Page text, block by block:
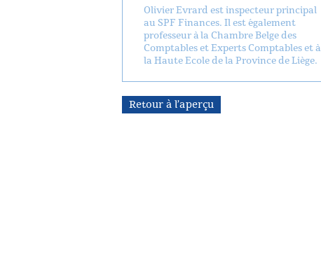
Olivier Evrard est inspecteur principal
au SPF Finances. Il est également
professeur à la Chambre Belge des
Comptables et Experts Comptables et à
la Haute Ecole de la Province de Liège.
Retour à l’aperçu